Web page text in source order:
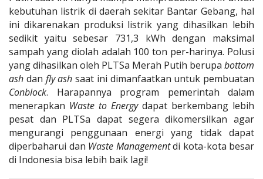
kebutuhan listrik di daerah sekitar Bantar Gebang, hal
ini dikarenakan produksi listrik yang dihasilkan lebih
sedikit yaitu sebesar 731,3 kWh dengan maksimal
sampah yang diolah adalah 100 ton per-harinya. Polusi
yang dihasilkan oleh PLTSa Merah Putih berupa bottom
ash dan fly ash saat ini dimanfaatkan untuk pembuatan
Conblock. Harapannya program pemerintah dalam
menerapkan Waste to Energy dapat berkembang lebih
pesat dan PLTSa dapat segera dikomersilkan agar
mengurangi penggunaan energi yang tidak dapat
diperbaharui dan Waste Managementdi kota-kota besar
di Indonesia bisa lebih baik lagi!